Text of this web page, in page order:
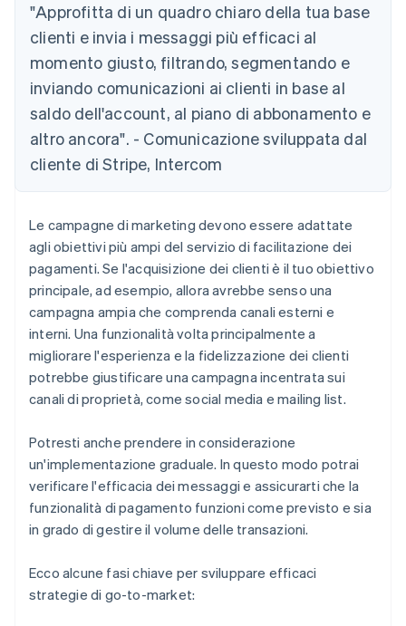
"Approfitta di un quadro chiaro della tua base
clienti e invia i messaggi più efficaci al
momento giusto, filtrando, segmentando e
inviando comunicazioni ai clienti in base al
saldo dell'account, al piano di abbonamento e
altro ancora". - Comunicazione sviluppata dal
cliente di Stripe, Intercom
Le campagne di marketing devono essere adattate
agli obiettivi più ampi del servizio di facilitazione dei
pagamenti. Se l'acquisizione dei clienti è il tuo obiettivo
principale, ad esempio, allora avrebbe senso una
campagna ampia che comprenda canali esterni e
interni. Una funzionalità volta principalmente a
migliorare l'esperienza e la fidelizzazione dei clienti
potrebbe giustificare una campagna incentrata sui
canali di proprietà, come social media e mailing list.
Potresti anche prendere in considerazione
un'implementazione graduale. In questo modo potrai
verificare l'efficacia dei messaggi e assicurarti che la
funzionalità di pagamento funzioni come previsto e sia
in grado di gestire il volume delle transazioni.
Ecco alcune fasi chiave per sviluppare efficaci
strategie di go-to-market: